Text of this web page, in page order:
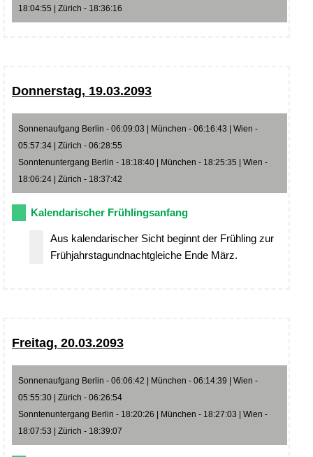
18:04:55 | Zürich - 18:36:16
Donnerstag, 19.03.2093
Sonnenaufgang Berlin - 06:09:03 | München - 06:16:43 | Wien -
05:57:34 | Zürich - 06:28:55
Sonntenuntergang Berlin - 18:18:40 | München - 18:25:35 | Wien -
18:06:24 | Zürich - 18:37:42
Kalendarischer Frühlingsanfang
Aus kalendarischer Sicht beginnt der Frühling zur
Frühjahrstagundnachtgleiche Ende März.
Freitag, 20.03.2093
Sonnenaufgang Berlin - 06:06:42 | München - 06:14:39 | Wien -
05:55:30 | Zürich - 06:26:54
Sonntenuntergang Berlin - 18:20:26 | München - 18:27:03 | Wien -
18:07:53 | Zürich - 18:39:07